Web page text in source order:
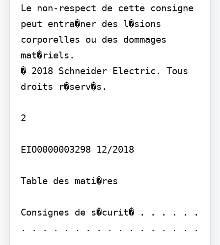
Le non-respect de cette consigne
peut entra�ner des l�sions
corporelles ou des dommages
mat�riels.
� 2018 Schneider Electric. Tous
droits r�serv�s.
2
EIO0000003298 12/2018
Table des mati�res
Consignes de s�curit� . . . . . .
. . . . . . . . . . . . . . . . .